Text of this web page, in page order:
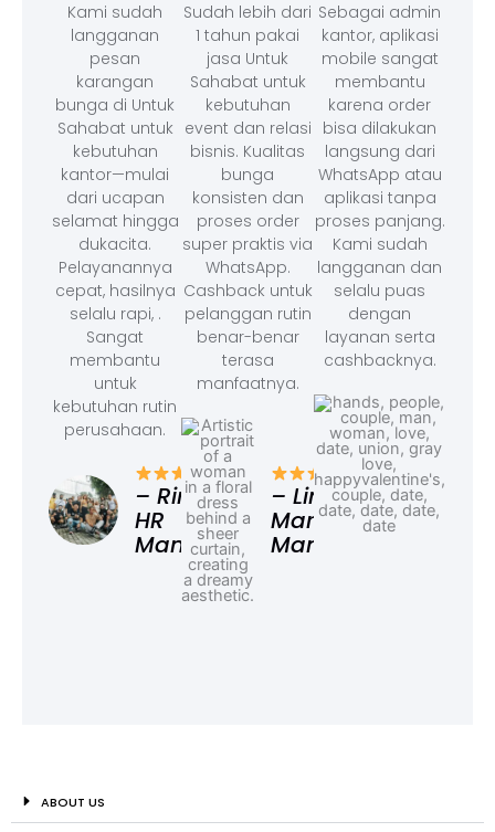
Kami sudah
langganan
pesan
karangan
bunga di Untuk
Sahabat untuk
kebutuhan
kantor—mulai
dari ucapan
selamat hingga
dukacita.
Pelayanannya
cepat, hasilnya
selalu rapi, .
Sangat
membantu
untuk
kebutuhan rutin
perusahaan.
– Rina,
HR
Manager
Sudah lebih dari
1 tahun pakai
jasa Untuk
Sahabat untuk
kebutuhan
event dan relasi
bisnis. Kualitas
bunga
konsisten dan
proses order
super praktis via
WhatsApp.
Cashback untuk
pelanggan rutin
benar-benar
terasa
manfaatnya.
– Linda,
Marketing
Manager
Sebagai admin
kantor, aplikasi
mobile sangat
membantu
karena order
bisa dilakukan
langsung dari
WhatsApp atau
aplikasi tanpa
proses panjang.
Kami sudah
langganan dan
selalu puas
dengan
layanan serta
cashbacknya.
ABOUT US